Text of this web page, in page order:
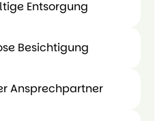
zuverlässig
Übergabe
Entsorgung
Entsorgung
Besichtigung
Ansprechpartner